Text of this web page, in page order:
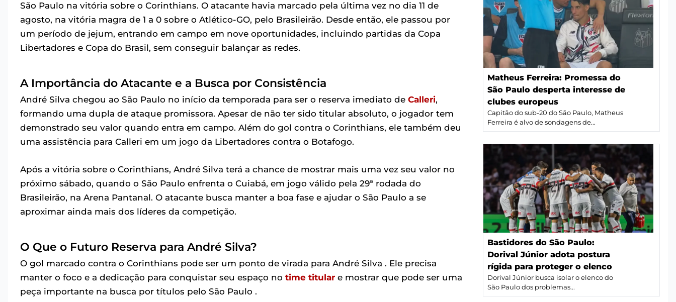
São Paulo na vitória sobre o Corinthians. O atacante havia marcado pela última vez no dia 11 de
agosto, na vitória magra de 1 a 0 sobre o Atlético-GO, pelo Brasileirão. Desde então, ele passou por
um período de jejum, entrando em campo em nove oportunidades, incluindo partidas da Copa
Libertadores e Copa do Brasil, sem conseguir balançar as redes.
A Importância do Atacante e a Busca por Consistência
André Silva chegou ao São Paulo no início da temporada para ser o reserva imediato de Calleri,
formando uma dupla de ataque promissora. Apesar de não ter sido titular absoluto, o jogador tem
demonstrado seu valor quando entra em campo. Além do gol contra o Corinthians, ele também deu
uma assistência para Calleri em um jogo da Libertadores contra o Botafogo.
Após a vitória sobre o Corinthians, André Silva terá a chance de mostrar mais uma vez seu valor no
próximo sábado, quando o São Paulo enfrenta o Cuiabá, em jogo válido pela 29ª rodada do
Brasileirão, na Arena Pantanal. O atacante busca manter a boa fase e ajudar o São Paulo a se
aproximar ainda mais dos líderes da competição.
O Que o Futuro Reserva para André Silva?
O gol marcado contra o Corinthians pode ser um ponto de virada para André Silva . Ele precisa
manter o foco e a dedicação para conquistar seu espaço no time titular e mostrar que pode ser uma
peça importante na busca por títulos pelo São Paulo .
Matheus Ferreira: Promessa do
São Paulo desperta interesse de
clubes europeus
Capitão do sub-20 do São Paulo, Matheus
Ferreira é alvo de sondagens de...
Bastidores do São Paulo:
Dorival Júnior adota postura
rígida para proteger o elenco
Dorival Júnior busca isolar o elenco do
São Paulo dos problemas...